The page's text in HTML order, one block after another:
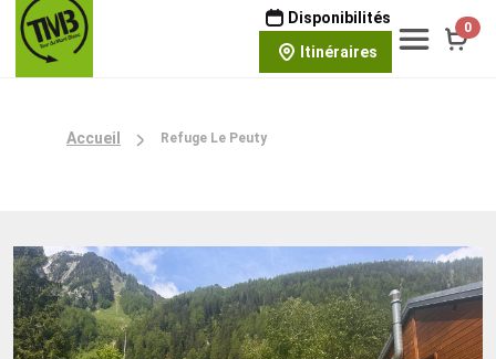
Disponibilités
Itinéraires
0
Accueil Refuge Le Peuty